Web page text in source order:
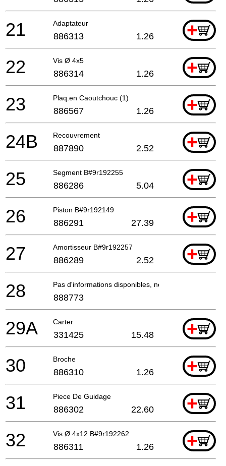
Adaptateur +
21 886313 1.26
Vis Ø 4x5 +
22 886314 1.26
Plaq.en Caoutchouc (1) +
23 886567 1.26
Recouvrement +
24B 887890 2.52
Segment B#9r192255 +
25 886286 5.04
Piston B#9r192149 +
26 886291 27.39
Amortisseur B#9r192257 +
27 886289 2.52
Pas d'informations disponibles, non commandable
28 888773
Carter +
29A 331425 15.48
Broche +
30 886310 1.26
Piece De Guidage +
31 886302 22.60
Vis Ø 4x12 B#9r192262 +
32 886311 1.26